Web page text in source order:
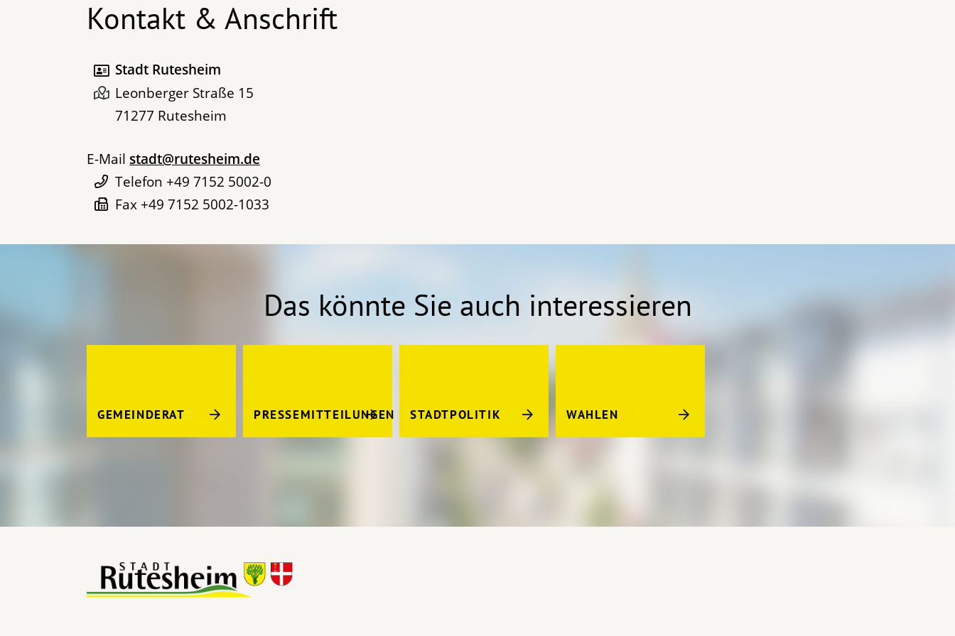
Kontakt & Anschrift
Stadt Rutesheim
Leonberger Straße 15
71277 Rutesheim
E-Mail stadt@rutesheim.de
Telefon +49 7152 5002-0
Fax +49 7152 5002-1033
Das könnte Sie auch interessieren
GEMEINDERAT PRESSEMITTEILUNGEN STADTPOLITIK WAHLEN